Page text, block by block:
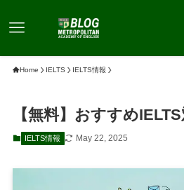
Home IELTS IELTS情報
【無料】おすすめ
IELTS情報 May 22, 2025